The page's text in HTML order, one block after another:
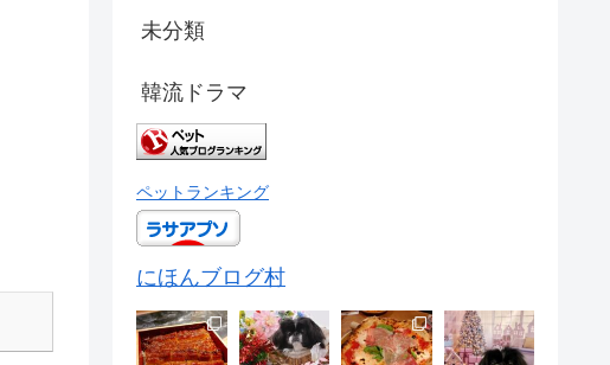
未分類
韓流ドラマ
ペットランキング
にほんブログ村